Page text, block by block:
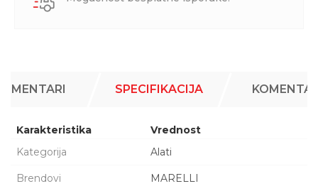
SPECIFIKACIJA
Karakteristika
Vrednost
Kategorija
Alati
Brendovi MARELLI